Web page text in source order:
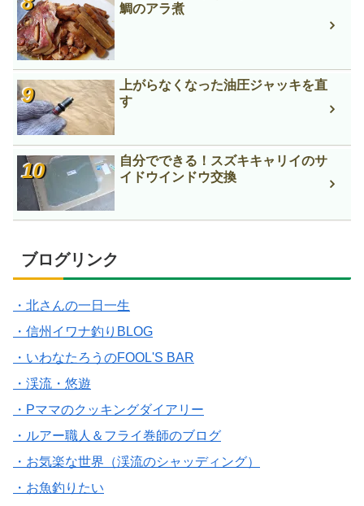
鯛のアラ煮
上がらなくなった油圧ジャッキを直
す
自分でできる！スズキキャリイのサ
イドウインドウ交換
ブログリンク
・北さんの一日一生
・信州イワナ釣りBLOG
・いわなたろうのFOOL'S BAR
・渓流・悠遊
・Pママのクッキングダイアリー
・ルアー職人＆フライ巻師のブログ
・お気楽な世界（渓流のシャッディング）
・お魚釣りたい